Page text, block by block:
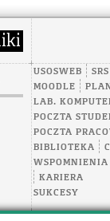
USOSWEB SRS
MOODLE
LAB.
POCZTA
POCZTA
BIBLIOTEKA
WSPOMNIENIA
KARIERA
SUKCESY